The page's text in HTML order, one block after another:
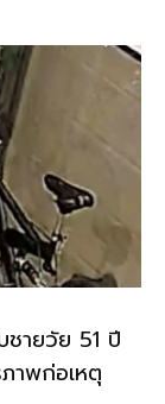
ายวัย 51 ปี
าพก่อเหตุ